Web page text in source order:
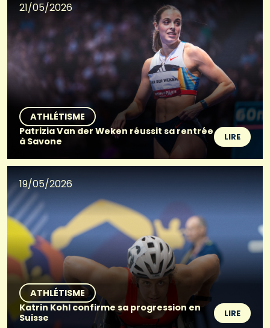
21/05/2026
ATHLÉTISME
Patrizia Van der Weken réussit sa rentrée
à Savone
LIRE
19/05/2026
ATHLÉTISME
Katrin Kohl confirme sa progression en
Suisse
LIRE